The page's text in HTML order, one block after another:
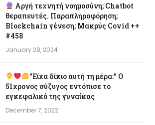
Αργή τεχνητή νοημοσύνη; Chatbot
θεραπευτές. Παραπληροφόρηση;
Blockchain γένεση; Μακρύς Covid ++
#458
January 28, 2024
”Είχα δίκιο αυτή τη μέρα:” Ο
51χρονος σύζυγος εντόπισε το
εγκεφαλικό της γυναίκας
December 7, 2022